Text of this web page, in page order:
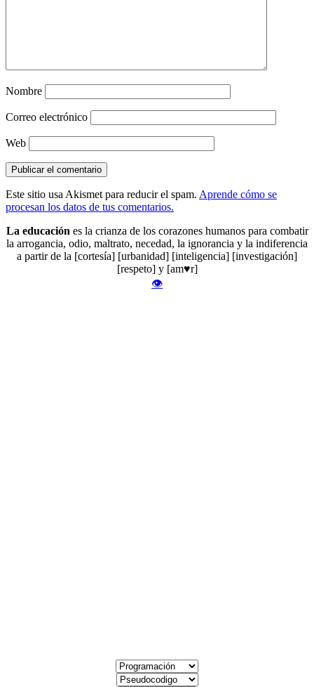
Nombre
Correo electrónico
Web
Este sitio usa Akismet para reducir el spam. Aprende cómo se
procesan los datos de tus comentarios.
La educaciónes la crianza de los corazones humanos para combatir
la arrogancia, odio, maltrato, necedad, la ignorancia y la indiferencia
a partir de la [cortesía] [urbanidad] [inteligencia] [investigación]
[respeto] y [am♥r]
👁